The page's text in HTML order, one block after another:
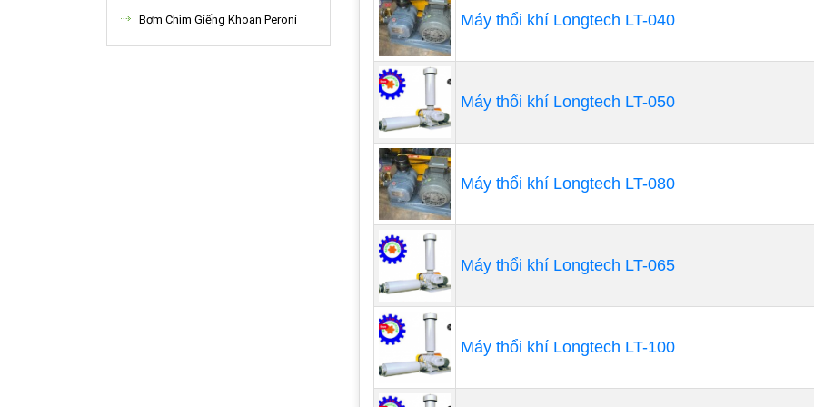
Bơm Chìm Giếng Khoan Peroni
phù hợp với nhu cầu của họ.
2. Dịch vụ tư vấn lắp đặt
Tâm Nhất Phát không chỉ cung cấp sản phẩm mà còn đồng
chọn, tư vấn và lắp đặtmáy thổi khí công nghiệp
các ứng dụng của máy thổi khí chìm và sẽ giúp khách hàng
của họ. Từ việc lựa chọn loại máy phù hợp, tính toán công
hoàn thành, Tâm Nhất Phát cam kết đáp ứng mọi yêu cầu
và đáng tin cậy.
Máy thổi khí Longtech LT-040
Máy thổi khí Longtech LT-050
Máy thổi khí Longtech LT-080
Máy thổi khí Longtech LT-065
Máy thổi khí Longtech LT-100